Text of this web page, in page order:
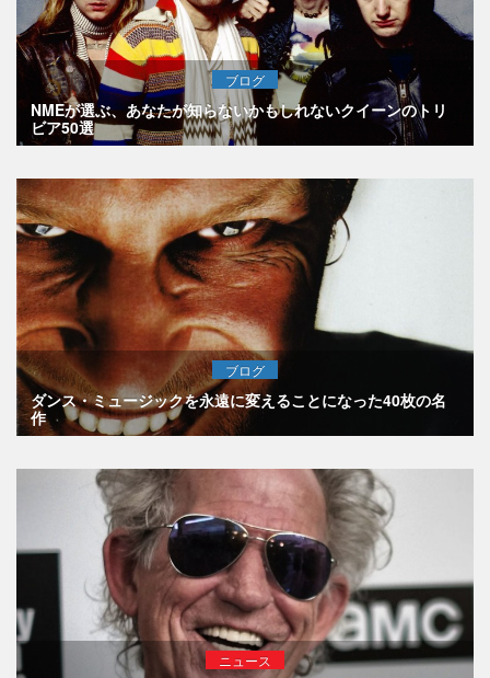
ブログ
NMEが選ぶ、あなたが知らないかもしれないクイーンのトリ
ビア50選
ブログ
ダンス・ミュージックを永遠に変えることになった40枚の名
作
ニュース